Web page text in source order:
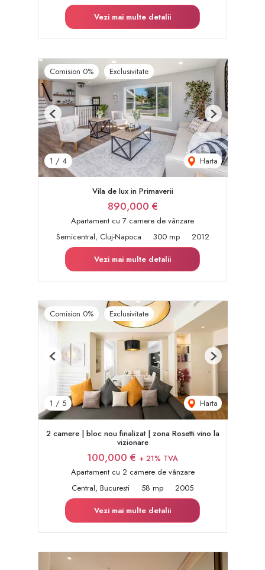
Vezi mai multe detalii
Comision 0% Exclusivitate
1 / 4 Harta
Previous Next
Vila de lux in Primaverii
890,000 €
Apartament cu 7 camere de vânzare
Semicentral, Cluj-Napoca
300 mp
2012
Vezi mai multe detalii
Comision 0% Exclusivitate
1 / 5 Harta
Previous Next
2 camere | bloc nou finalizat | zona Rosetti vino la
vizionare
100,000 € + 21% TVA
Apartament cu 2 camere de vânzare
Central, Bucuresti
58 mp
2005
Vezi mai multe detalii